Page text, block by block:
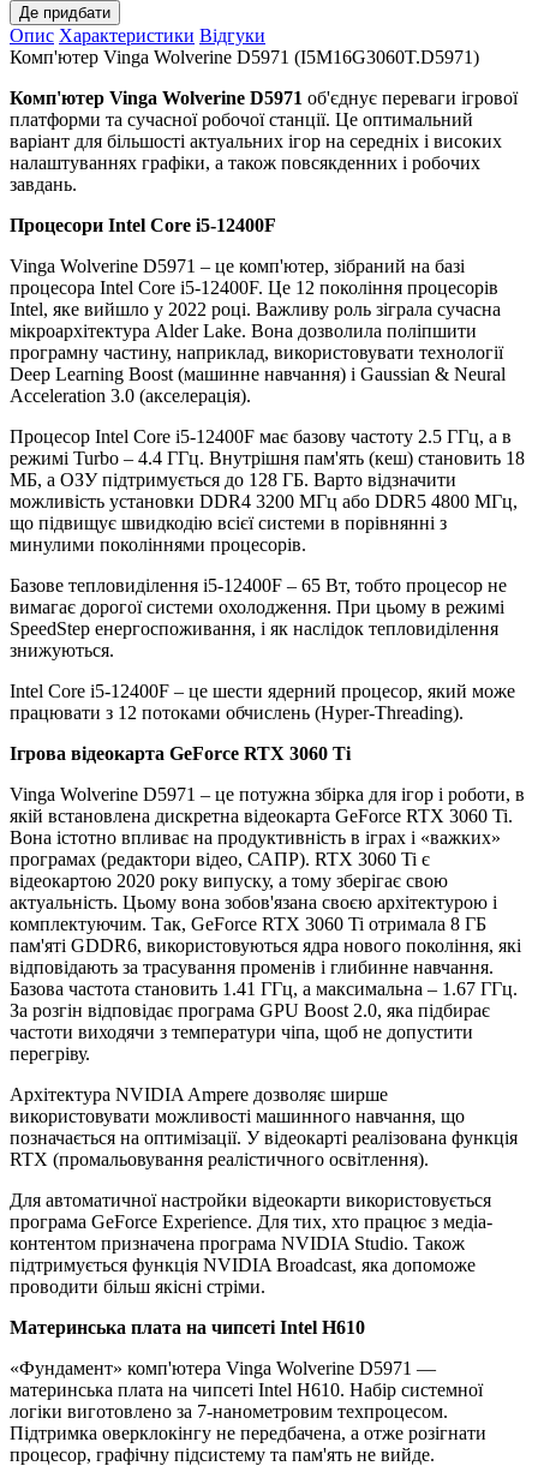
Де придбати
Опис Характеристики Відгуки
Комп'ютер Vinga Wolverine D5971 (I5M16G3060T.D5971)
Комп'ютер Vinga Wolverine D5971 об'єднує переваги ігрової
платформи та сучасної робочої станції. Це оптимальний
варіант для більшості актуальних ігор на середніх і високих
налаштуваннях графіки, а також повсякденних і робочих
завдань.
Процесори Intel Core i5-12400F
Vinga Wolverine D5971 – це комп'ютер, зібраний на базі
процесора Intel Core i5-12400F. Це 12 покоління процесорів
Intel, яке вийшло у 2022 році. Важливу роль зіграла сучасна
мікроархітектура Alder Lake. Вона дозволила поліпшити
програмну частину, наприклад, використовувати технології
Deep Learning Boost (машинне навчання) і Gaussian & Neural
Acceleration 3.0 (акселерація).
Процесор Intel Core i5-12400F має базову частоту 2.5 ГГц, а в
режимі Turbo – 4.4 ГГц. Внутрішня пам'ять (кеш) становить 18
МБ, а ОЗУ підтримується до 128 ГБ. Варто відзначити
можливість установки DDR4 3200 МГц або DDR5 4800 МГц,
що підвищує швидкодію всієї системи в порівнянні з
минулими поколіннями процесорів.
Базове тепловиділення i5-12400F – 65 Вт, тобто процесор не
вимагає дорогої системи охолодження. При цьому в режимі
SpeedStep енергоспоживання, і як наслідок тепловиділення
знижуються.
Intel Core i5-12400F – це шести ядерний процесор, який може
працювати з 12 потоками обчислень (Hyper-Threading).
Ігрова відеокарта GeForce RTX 3060 Ti
Vinga Wolverine D5971 – це потужна збірка для ігор і роботи, в
якій встановлена дискретна відеокарта GeForce RTX 3060 Ti.
Вона істотно впливає на продуктивність в іграх і «важких»
програмах (редактори відео, САПР). RTX 3060 Ti є
відеокартою 2020 року випуску, а тому зберігає свою
актуальність. Цьому вона зобов'язана своєю архітектурою і
комплектуючим. Так, GeForce RTX 3060 Ti отримала 8 ГБ
пам'яті GDDR6, використовуються ядра нового покоління, які
відповідають за трасування променів і глибинне навчання.
Базова частота становить 1.41 ГГц, а максимальна – 1.67 ГГц.
За розгін відповідає програма GPU Boost 2.0, яка підбирає
частоти виходячи з температури чіпа, щоб не допустити
перегріву.
Архітектура NVIDIA Ampere дозволяє ширше
використовувати можливості машинного навчання, що
позначається на оптимізації. У відеокарті реалізована функція
RTX (промальовування реалістичного освітлення).
Для автоматичної настройки відеокарти використовується
програма GeForce Experience. Для тих, хто працює з медіа-
контентом призначена програма NVIDIA Studio. Також
підтримується функція NVIDIA Broadcast, яка допоможе
проводити більш якісні стріми.
Материнська плата на чипсеті Intel H610
«Фундамент» комп'ютера Vinga Wolverine D5971 —
материнська плата на чипсеті Intel H610. Набір системної
логіки виготовлено за 7-нанометровим техпроцесом.
Підтримка оверклокінгу не передбачена, а отже розігнати
процесор, графічну підсистему та пам'ять не вийде.